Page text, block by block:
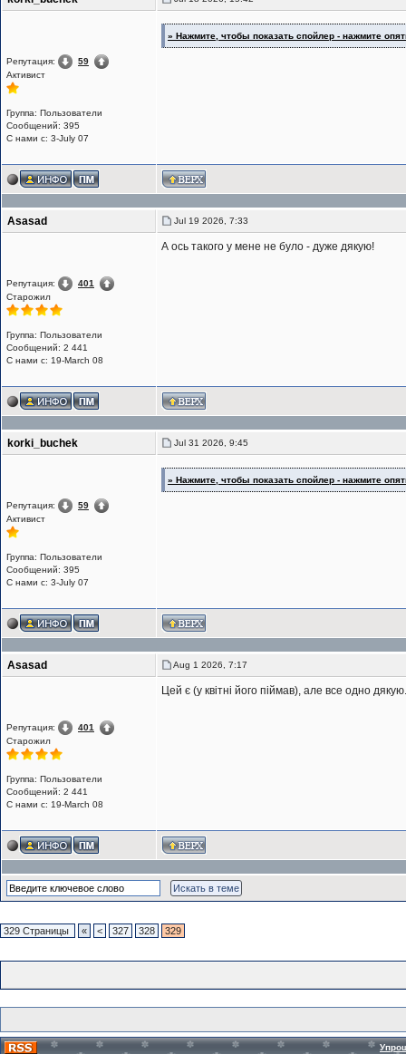
Репутация:
59
Активист
Группа: Пользователи
Сообщений: 395
С нами с: 3-July 07
» Нажмите, чтобы показать спойлер - нажмите
Asasad Jul 19 2026, 7:33
Репутация:
401
Старожил
Группа: Пользователи
Сообщений: 2 441
С нами с: 19-March 08
А ось такого у мене не було - дуже дякую!
korki_buchek Jul 31 2026, 9:45
Репутация:
59
Активист
Группа: Пользователи
Сообщений: 395
С нами с: 3-July 07
» Нажмите, чтобы показать спойлер - нажмите
Asasad Aug 1 2026, 7:17
Репутация:
401
Старожил
Группа: Пользователи
Сообщений: 2 441
С нами с: 19-March 08
Цей є (у квітні його піймав), але все одно дякую.
329 Страницы « < 327 328 329